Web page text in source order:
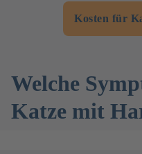
Kosten für
Welche
Katze mit